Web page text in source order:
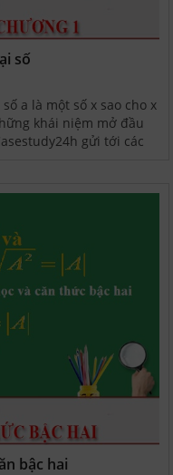
số
a là một số x sao cho x
khái niệm mở đầu
gửi tới các
bậc hai